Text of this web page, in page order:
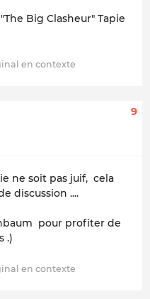
Big Clasheur" Tapie
9
ne soit pas juif, cela
discussion ....
pour profiter de
.)